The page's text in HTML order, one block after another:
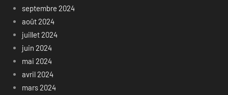
septembre 2024
août 2024
juillet 2024
juin 2024
mai 2024
avril 2024
mars 2024